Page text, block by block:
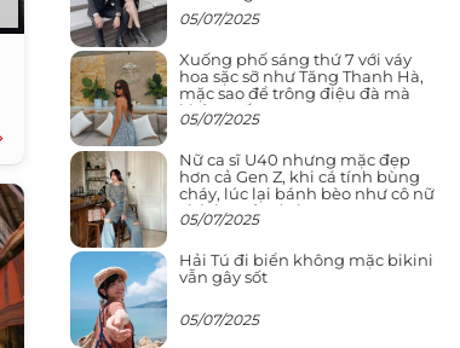
05/07/2025
Xuống phố sáng thứ 7 với váy
hoa sặc sỡ như Tăng Thanh Hà,
mặc sao để trông điệu đà mà
không sến
05/07/2025
Nữ ca sĩ U40 nhưng mặc đẹp
hơn cả Gen Z, khi cá tính bùng
cháy, lúc lại bánh bèo như cô nữ
chính ngôn tình
05/07/2025
Hải Tú đi biển không mặc bikini
vẫn gây sốt
05/07/2025